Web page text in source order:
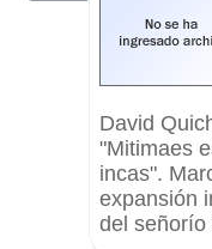
David
"Mitimaes
incas".
expansión
del señorío